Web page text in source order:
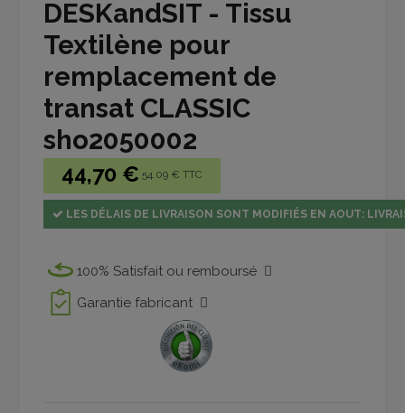
DESKandSIT - Tissu
Textilène pour
remplacement de
transat CLASSIC
sho2050002
44,70 € 54.09 € TTC
LES DÉLAIS DE LIVRAISON SONT MODIFIÉS EN AOUT:
100% Satisfait ou remboursé
Garantie fabricant